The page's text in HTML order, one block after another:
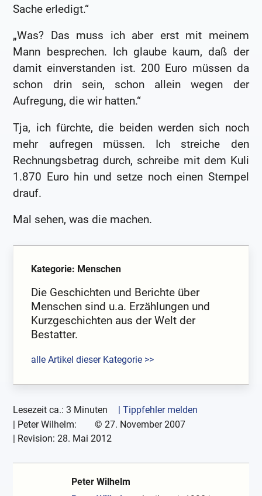
Sache erledigt.“
„Was? Das muss ich aber erst mit meinem
Mann besprechen. Ich glaube kaum, daß der
damit einverstanden ist. 200 Euro müssen da
schon drin sein, schon allein wegen der
Aufregung, die wir hatten.“
Tja, ich fürchte, die beiden werden sich noch
mehr aufregen müssen. Ich streiche den
Rechnungsbetrag durch, schreibe mit dem Kuli
1.870 Euro hin und setze noch einen Stempel
drauf.
Mal sehen, was die machen.
Kategorie: Menschen
Die Geschichten und Berichte über
Menschen sind u.a. Erzählungen und
Kurzgeschichten aus der Welt der
Bestatter.
alle Artikel dieser Kategorie >>
Lesezeit ca.: 3 Minuten
| Tippfehler melden
Peter Wilhelm: © 27. November 2007
| Revision:28. Mai 2012
Peter Wilhelm